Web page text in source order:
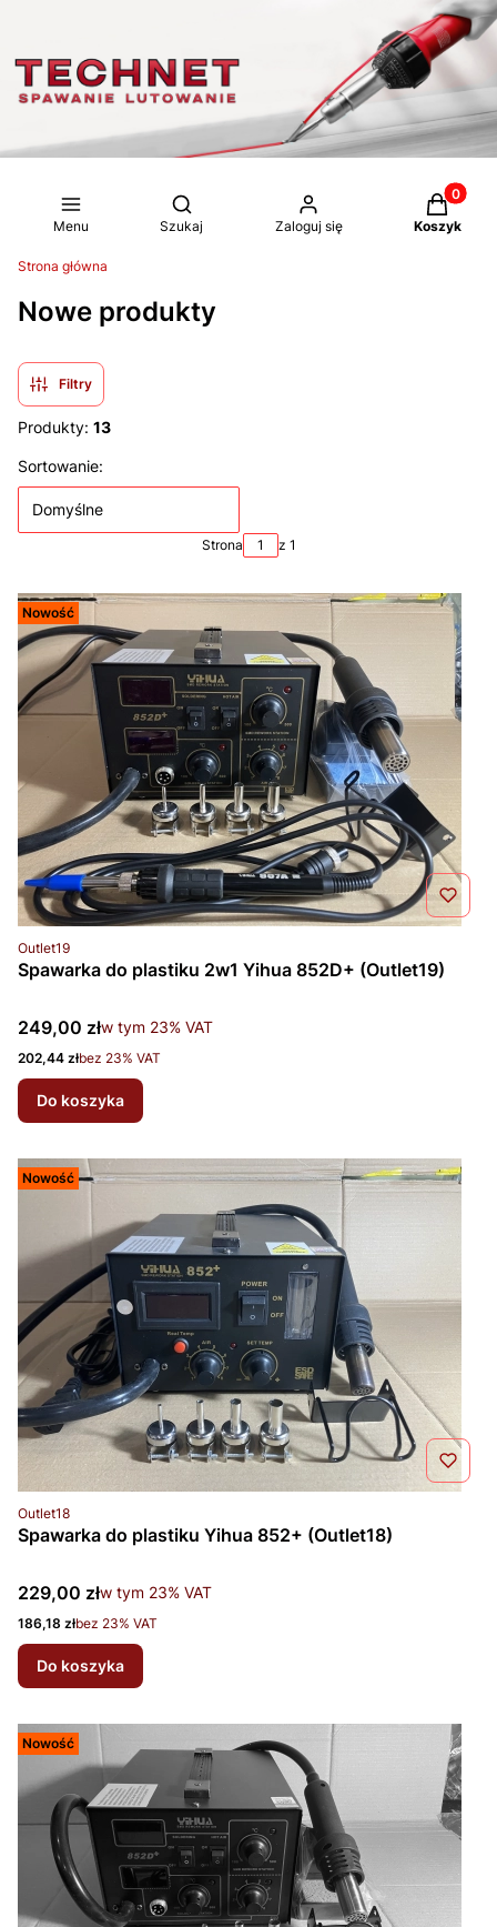
Menu
Otwórz wyszukiwarkę
Szukaj Zaloguj się Koszyk
Strona główna
Nowe produkty
Filtry
Produkty: 13
Lista produktów
Sortowanie:
Domyślne
Strona z 1
Nowość
Kod produktu
Outlet19
Spawarka do plastiku 2w1 Yihua 852D+ (Outlet19)
Cena brutto
249,00 złw tym %s VAT
w tym 23% VAT
Cena netto
202,44 złbez 23% VAT
Do koszyka
Nowość
Kod produktu
Outlet18
Spawarka do plastiku Yihua 852+ (Outlet18)
Cena brutto
229,00 złw tym %s VAT
w tym 23% VAT
Cena netto
186,18 złbez 23% VAT
Do koszyka
Nowość